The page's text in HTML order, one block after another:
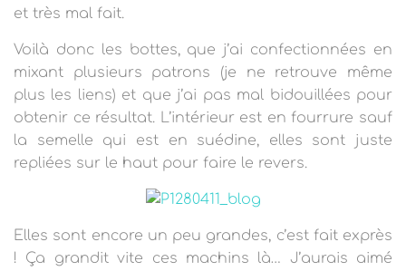
et très mal fait.
Voilà donc les bottes, que j’ai confectionnées en
mixant plusieurs patrons (je ne retrouve même
plus les liens) et que j’ai pas mal bidouillées pour
obtenir ce résultat. L’intérieur est en fourrure sauf
la semelle qui est en suédine, elles sont juste
repliées sur le haut pour faire le revers.
Elles sont encore un peu grandes, c’est fait exprès
! Ça grandit vite ces machins là… J’aurais aimé